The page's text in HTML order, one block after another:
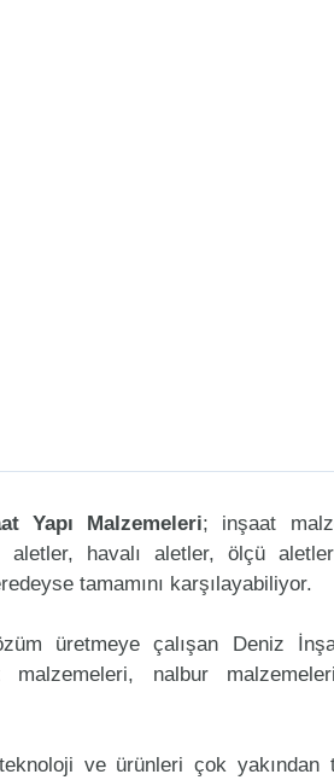
Yapı Malzemeleri; inşaat
aletler, havalı aletler, ölçü
tamamını karşılayabiliyor.
üretmeye çalışan Deniz
nalbur
ve ürünleri çok yakından